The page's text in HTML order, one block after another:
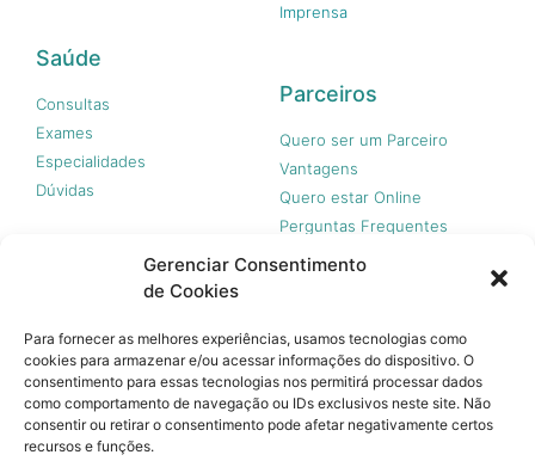
Gerenciar Consentimento
de Cookies
Para fornecer as melhores experiências, usamos tecnologias como
cookies para armazenar e/ou acessar informações do dispositivo. O
consentimento para essas tecnologias nos permitirá processar dados
como comportamento de navegação ou IDs exclusivos neste site. Não
consentir ou retirar o consentimento pode afetar negativamente certos
recursos e funções.
Imprensa
Saúde
Consultas
Exames
Especialidades
Dúvidas
Parceiros
Quero ser um Parceiro
Vantagens
Quero estar Online
Perguntas Frequentes